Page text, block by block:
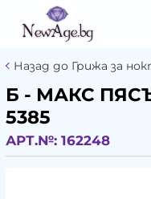
Назад до Грижа за
Б - МАКС
5385
АРТ.№: 162248